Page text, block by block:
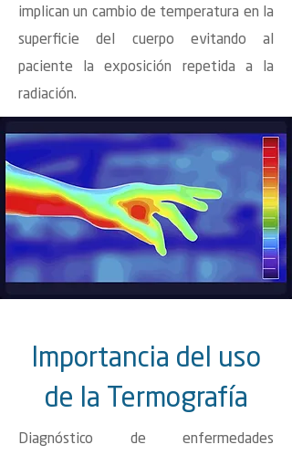
implican un cambio de temperatura en la
superficie del cuerpo evitando al
paciente la exposición repetida a la
radiación.
Importancia del uso
de la Termografía
Diagnóstico de enfermedades